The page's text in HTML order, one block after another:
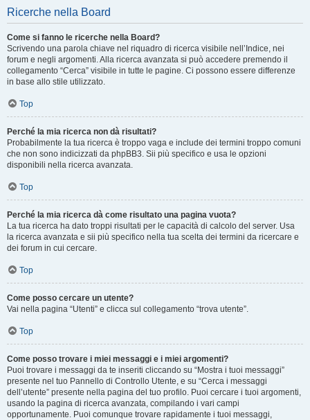
Ricerche nella Board
Come si fanno le ricerche nella Board?
Scrivendo una parola chiave nel riquadro di ricerca visibile nell’Indice, nei
forum e negli argomenti. Alla ricerca avanzata si può accedere premendo il
collegamento “Cerca” visibile in tutte le pagine. Ci possono essere differenze
in base allo stile utilizzato.
Top
Perché la mia ricerca non dà risultati?
Probabilmente la tua ricerca è troppo vaga e include dei termini troppo comuni
che non sono indicizzati da phpBB3. Sii più specifico e usa le opzioni
disponibili nella ricerca avanzata.
Top
Perché la mia ricerca dà come risultato una pagina vuota?
La tua ricerca ha dato troppi risultati per le capacità di calcolo del server. Usa
la ricerca avanzata e sii più specifico nella tua scelta dei termini da ricercare e
dei forum in cui cercare.
Top
Come posso cercare un utente?
Vai nella pagina “Utenti” e clicca sul collegamento “trova utente”.
Top
Come posso trovare i miei messaggi e i miei argomenti?
Puoi trovare i messaggi da te inseriti cliccando su “Mostra i tuoi messaggi”
presente nel tuo Pannello di Controllo Utente, e su “Cerca i messaggi
dell’utente” presente nella pagina del tuo profilo. Puoi cercare i tuoi argomenti,
usando la pagina di ricerca avanzata, compilando i vari campi
opportunamente. Puoi comunque trovare rapidamente i tuoi messaggi,